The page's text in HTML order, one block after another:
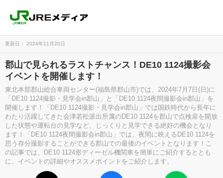
更新日： 2024年11月20日
郡山で見られるラストチャンス！DE10 1124撮影会
イベントを開催します！
東北本部郡山総合車両センター(福島県郡山市)では、2024年7月7日(日)に
「DE10 1124撮影・見学会in郡山」と「DE10 1124夜間撮影会in郡山」を
開催します！「DE10 1124撮影・見学会in郡山」では国鉄時代から長年に
わたり活躍してきた会津若松派出所属のDE10 1124を郡山で点検扉を開放
した状態や運転台の見学など、じっくりと見学できる絶好の機会となり
ます！「DE10 1124夜間撮影会in郡山」では、夜間に映えるDE10 1124を
思う存分撮影することができる郡山での最後のイベントとなります！こ
の記事では、DE10 1124形ディーゼル機関車を簡単にご紹介するととも
に、イベントの詳細やオススメポイントをご紹介します。